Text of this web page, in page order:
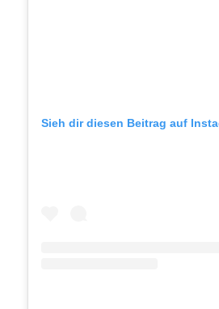
Sieh dir diesen Beitrag auf